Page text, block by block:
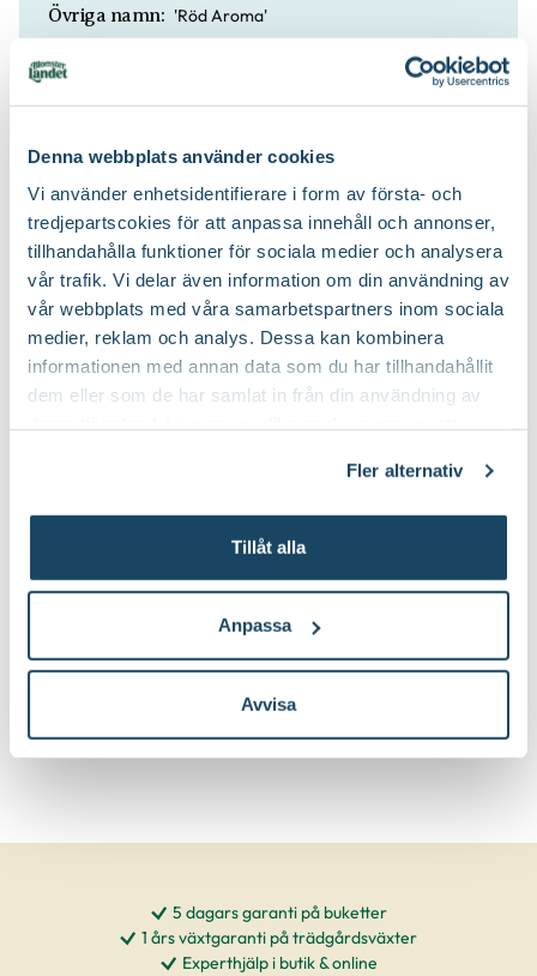
Denna webbplats använder cookies
Vi använder enhetsidentifierare i form av första- och
tredjepartscokies för att anpassa innehåll och annonser,
tillhandahålla funktioner för sociala medier och analysera
vår trafik. Vi delar även information om din användning av
vår webbplats med våra samarbetspartners inom sociala
medier, reklam och analys. Dessa kan kombinera
informationen med annan data som du har tillhandahållit
dem eller som de har samlat in från din användning av
Fler alternativ
Tillåt alla
Anpassa
Avvisa
Övriga namn: 'Röd Aroma'
Fruktkött:
Fruktkött smak: Något syrlig
Mognadtid: Oktober, december och november
Frukt förvaring: Kan förvaras flera månader
Jordprodukter: Planteringsjord
Juli-september (JAS-perioden) och på
vårvintern
Beskärningssätt:
inåtväxande grenar
5 dagars garanti på buketter
1 års växtgaranti på trädgårdsväxter
Experthjälp i butik & online